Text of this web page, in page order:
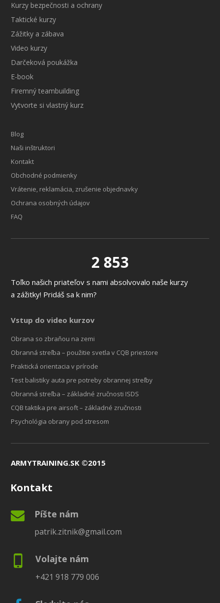
Kurzy bezpečnosti a ochrany
Taktické kurzy
Zážitky a zábava
Video kurzy
Darčeková poukážka
E-book
Firemný teambuilding
Vytvorte si vlastný kurz
Blog
Naši inštruktori
Kontakt
Obchodné podmienky
Vrátenie, reklamácia, zrušenie objednavky
Ochrana osobných údajov
FAQ
2 853
Toľko našich priateľov s nami absolvovalo naše kurzy
a zážitky! Pridáš sa k nim?
Vstup do video kurzov
Obrana so zbraňou na zemi
Obranná streľba – použitie svetla v CQB priestore
Praktická orientacia v prírode
Test balistiky auta pre potreby obrannej streľby
Obranná streľba – základné zručnosti ISDS
CQB taktika pre airsoft – základné zručnosti
Psychológia obrany pod stresom
ARMYTRAINING.SK ©2015
Kontakt
Píšte nám
patrik.zitnik@gmail.com
Volajte nám
+421 918 779 006